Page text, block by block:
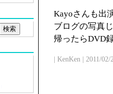
Kayoさんも出
ブログの写真
帰ったらDVD
| KenKen | 2011/